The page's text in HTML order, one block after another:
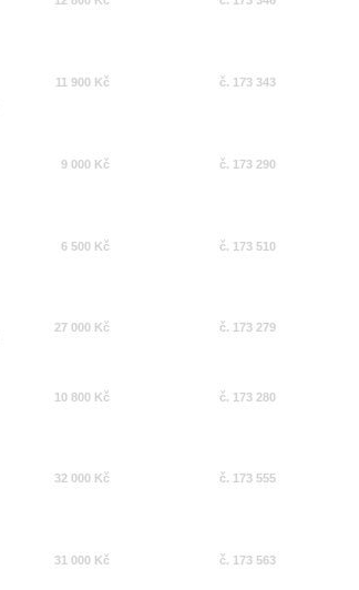
11 900 Kč č. 173 343
9 000 Kč č. 173 290
6 500 Kč č. 173 510
27 000 Kč č. 173 279
10 800 Kč č. 173 280
32 000 Kč č. 173 555
31 000 Kč č. 173 563